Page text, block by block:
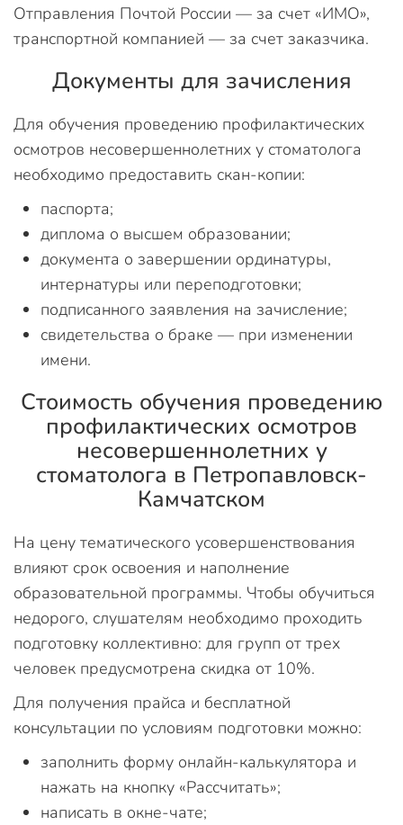
Отправления Почтой России — за счет «ИМО»,
транспортной компанией — за счет заказчика.
Документы для зачисления
Для обучения проведению профилактических
осмотров несовершеннолетних у стоматолога
необходимо предоставить скан-копии:
паспорта;
диплома о высшем образовании;
документа о завершении ординатуры,
интернатуры или переподготовки;
подписанного заявления на зачисление;
свидетельства о браке — при изменении
имени.
Стоимость обучения проведению
профилактических осмотров
несовершеннолетних у
стоматолога в Петропавловск-
Камчатском
На цену тематического усовершенствования
влияют срок освоения и наполнение
образовательной программы. Чтобы обучиться
недорого, слушателям необходимо проходить
подготовку коллективно: для групп от трех
человек предусмотрена скидка от 10%.
Для получения прайса и бесплатной
консультации по условиям подготовки можно:
заполнить форму онлайн-калькулятора и
нажать на кнопку «Рассчитать»;
написать в окне-чате;